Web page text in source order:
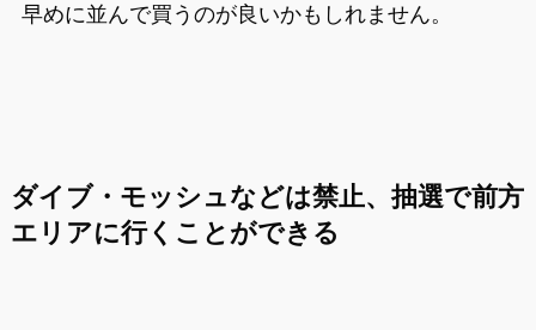
早めに並んで買うのが良いかもしれません。
ダイブ・モッシュなどは禁止、抽選で前方
エリアに行くことができる